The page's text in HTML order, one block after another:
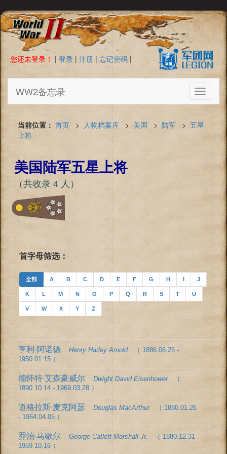
您还未登录！ | 登录 | 注册 | 忘记密码 |
Toggle
WW2备忘录
当前位置： 首页 > 人物档案库 > 美国 > 陆军 > 五星
上将
美国陆军五星上将
（共收录 4 人）
首字母筛选：
全部 A B C D E F G H I J
K L M N O P Q R S T U
V W X Y Z
亨利·阿诺德Henry Harley Arnold
（ 1886.06.25 -
1950.01.15 ）
德怀特·艾森豪威尔Dwight David Eisenhower
（
1890.10.14 - 1969.03.28 ）
道格拉斯·麦克阿瑟Douglas MacArthur
（ 1880.01.26
- 1964.04.05 ）
乔治·马歇尔George Catlett Marshall Jr.
（ 1880.12.31 -
1959.10.16 ）